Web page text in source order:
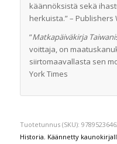
käännöksistä sekä
herkuista.” – Publishers
”Matkapäiväkirja
voittaja, on
siirtomaavallasta sen
York Times
Tuotetunnus (SKU):
Historia, Käännetty